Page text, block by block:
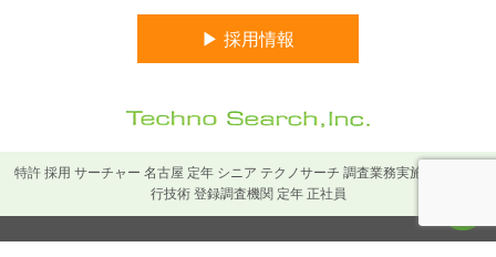
▶ 採用情報
特許 採用 サーチャー 名古屋 定年 シニア テクノサーチ 調査業務実施者 調査 先
行技術 登録調査機関 定年 正社員